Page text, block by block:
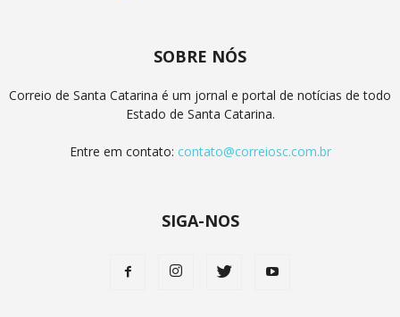
SOBRE NÓS
Correio de Santa Catarina é um jornal e portal de notícias de todo
Estado de Santa Catarina.
Entre em contato: contato@correiosc.com.br
SIGA-NOS